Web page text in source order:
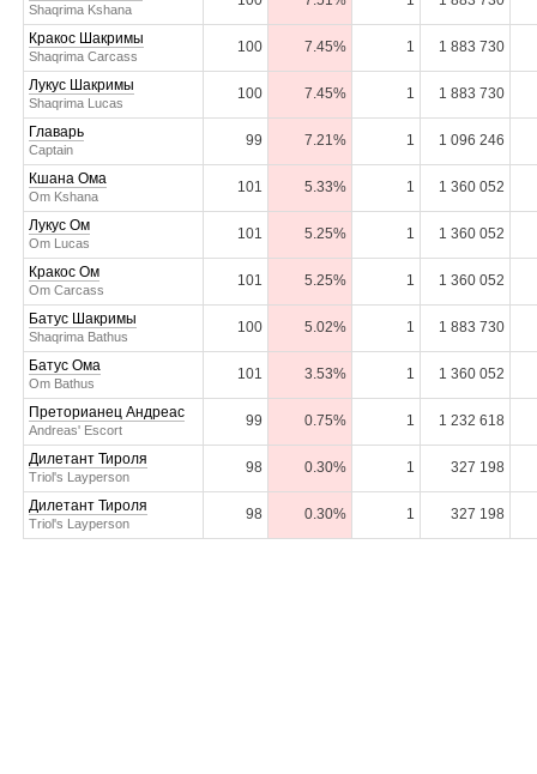
Shaqrima Kshana
Кракос Шакримы
Shaqrima Carcass
100 7.45% 1 1 883 730
Лукус Шакримы
Shaqrima Lucas
100 7.45% 1 1 883 730
Главарь
Captain
99 7.21% 1 1 096 246
Кшана Ома
Om Kshana
101 5.33% 1 1 360 052
Лукус Ом
Om Lucas
101 5.25% 1 1 360 052
Кракос Ом
Om Carcass
101 5.25% 1 1 360 052
Батус Шакримы
Shaqrima Bathus
100 5.02% 1 1 883 730
Батус Ома
Om Bathus
101 3.53% 1 1 360 052
Преторианец Андреас
Andreas' Escort
99 0.75% 1 1 232 618
Дилетант Тироля
Triol's Layperson
98 0.30% 1 327 198
Дилетант Тироля
Triol's Layperson
98 0.30% 1 327 198